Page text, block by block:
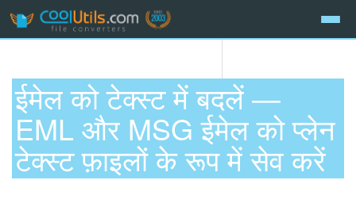
ईमेल को टेक्स्ट में बदलें —
EML और MSG ईमेल को प्लेन
टेक्स्ट फ़ाइलों के रूप में सेव करें